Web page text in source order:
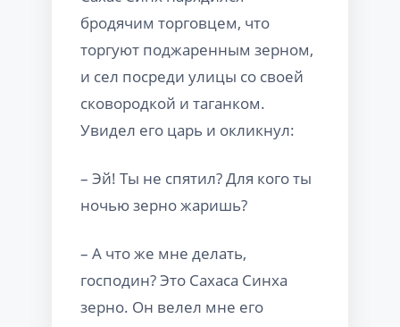
бродячим торговцем, что
торгуют поджаренным зерном,
и сел посреди улицы со своей
сковородкой и таганком.
Увидел его царь и окликнул:
– Эй! Ты не спятил? Для кого ты
ночью зерно жаришь?
– А что же мне делать,
господин? Это Сахаса Синха
зерно. Он велел мне его